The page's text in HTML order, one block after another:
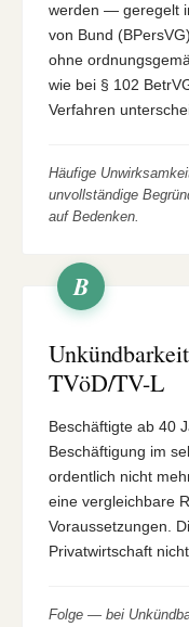
werden — geregelt
von Bund
ohne
wie bei § 102
Verfahren
Häufige
unvollständige
auf Bedenken.
B
TVöD/TV-L
Beschäftigte ab 40
Beschäftigung im
ordentlich nicht
eine vergleichbare
Voraussetzungen.
Privatwirtschaft nicht.
Folge — bei